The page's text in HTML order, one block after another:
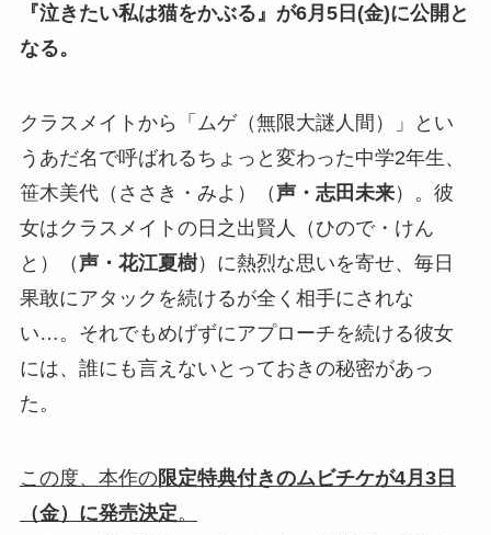
『泣きたい私は猫をかぶる』が6月5日(金)に公開と
なる。
クラスメイトから「ムゲ（無限大謎人間）」とい
うあだ名で呼ばれるちょっと変わった中学2年生、
笹木美代（ささき・みよ）（声・志田未来）。彼
女はクラスメイトの日之出賢人（ひので・けん
と）（声・花江夏樹）に熱烈な思いを寄せ、毎日
果敢にアタックを続けるが全く相手にされな
い…。それでもめげずにアプローチを続ける彼女
には、誰にも言えないとっておきの秘密があっ
た。
この度、本作の限定特典付きのムビチケが4月3日
（金）に発売決定。